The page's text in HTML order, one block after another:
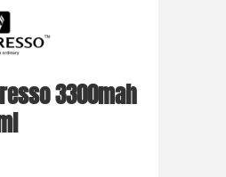
3300mah